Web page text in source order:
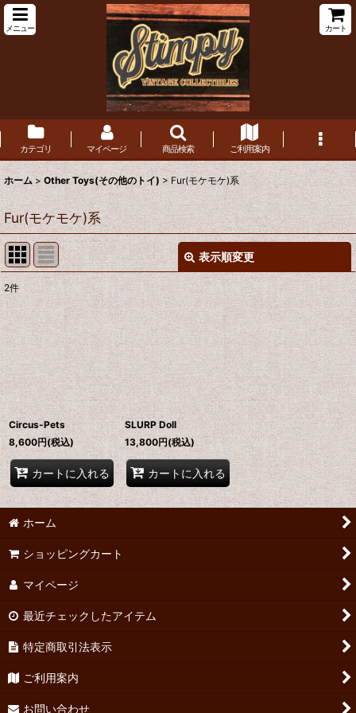
メニュー カート
カテゴリ マイページ 商品検索 ご利用案内
ホーム > Other Toys(その他のトイ) > Fur(モケモケ)系
Fur(モケモケ)系
表示順変更
表示数:
在庫あり
並び順 :
絞り込む
2件
Circus-Pets
8,600円(税込)
カートに入れる
SLURP Doll
13,800円(税込)
カートに入れる
ホーム
ショッピングカート
マイページ
最近チェックしたアイテム
特定商取引法表示
ご利用案内
お問い合わせ